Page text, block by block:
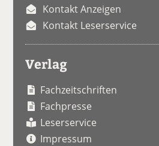
Kontakt Anzeigen
Kontakt Leserservice
Verlag
Fachzeitschriften
Fachpresse
Leserservice
Impressum